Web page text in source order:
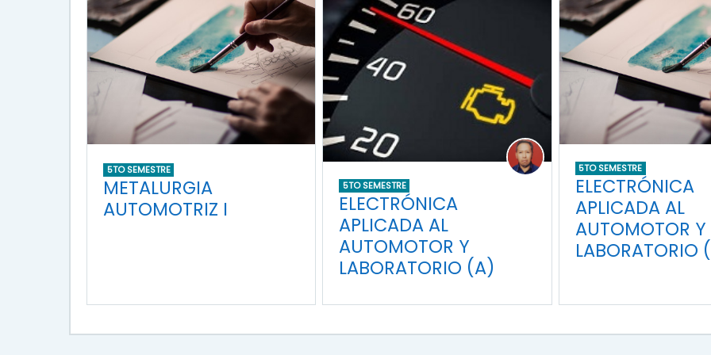
5TO SEMESTRE
METALURGIA
AUTOMOTRIZ I
5TO SEMESTRE
ELECTRÓNICA
APLICADA AL
AUTOMOTOR Y
LABORATORIO (A)
5TO SEMESTRE
ELECTRÓNICA
APLICADA AL
AUTOMOTOR Y
LABORATORIO